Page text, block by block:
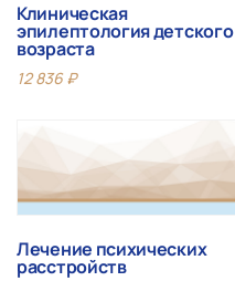
Клиническая
эпилептология детского
возраста
12 836₽
Лечение психических
расстройств